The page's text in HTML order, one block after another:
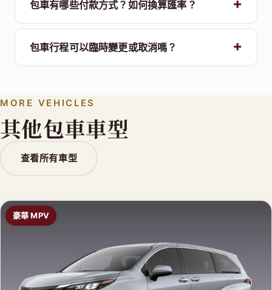
包車有哪些付款方式？如何換算匯率？
包車行程可以臨時變更或取消嗎？
MORE VEHICLES
其他包車車型
查看所有車型
豪華 MPV